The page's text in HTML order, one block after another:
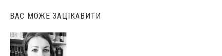
ВАС МОЖЕ ЗАЦІКАВИТИ